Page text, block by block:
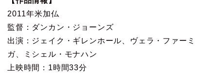
2011年米加仏
監督：ダンカン・ジョーンズ
出演：ジェイク・ギレンホール、ヴェラ・ファーミ
ガ、ミシェル・モナハン
上映時間：1時間33分